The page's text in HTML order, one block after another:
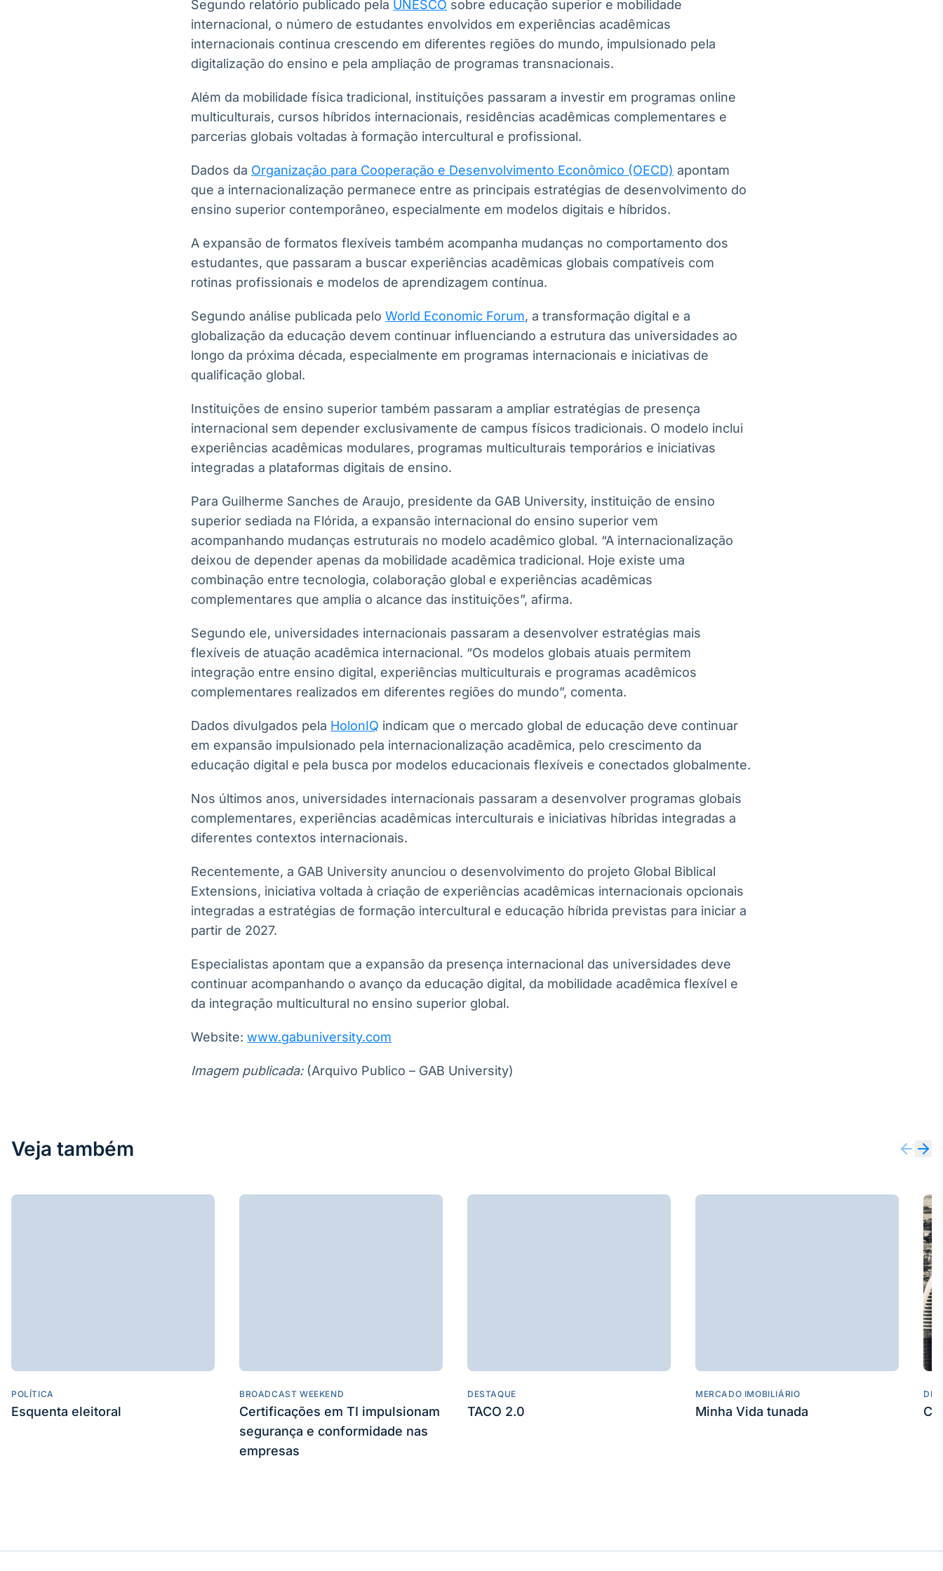
Segundo relatório publicado pela UNESCO sobre educação superior e mobilidade
internacional, o número de estudantes envolvidos em experiências acadêmicas
internacionais continua crescendo em diferentes regiões do mundo, impulsionado pela
digitalização do ensino e pela ampliação de programas transnacionais.
Além da mobilidade física tradicional, instituições passaram a investir em programas online
multiculturais, cursos híbridos internacionais, residências acadêmicas complementares e
parcerias globais voltadas à formação intercultural e profissional.
Dados da Organização para Cooperação e Desenvolvimento Econômico (OECD) apontam
que a internacionalização permanece entre as principais estratégias de desenvolvimento do
ensino superior contemporâneo, especialmente em modelos digitais e híbridos.
A expansão de formatos flexíveis também acompanha mudanças no comportamento dos
estudantes, que passaram a buscar experiências acadêmicas globais compatíveis com
rotinas profissionais e modelos de aprendizagem contínua.
Segundo análise publicada pelo World Economic Forum, a transformação digital e a
globalização da educação devem continuar influenciando a estrutura das universidades ao
longo da próxima década, especialmente em programas internacionais e iniciativas de
qualificação global.
Instituições de ensino superior também passaram a ampliar estratégias de presença
internacional sem depender exclusivamente de campus físicos tradicionais. O modelo inclui
experiências acadêmicas modulares, programas multiculturais temporários e iniciativas
integradas a plataformas digitais de ensino.
Para Guilherme Sanches de Araujo, presidente da GAB University, instituição de ensino
superior sediada na Flórida, a expansão internacional do ensino superior vem
acompanhando mudanças estruturais no modelo acadêmico global. “A internacionalização
deixou de depender apenas da mobilidade acadêmica tradicional. Hoje existe uma
combinação entre tecnologia, colaboração global e experiências acadêmicas
complementares que amplia o alcance das instituições”, afirma.
Segundo ele, universidades internacionais passaram a desenvolver estratégias mais
flexíveis de atuação acadêmica internacional. “Os modelos globais atuais permitem
integração entre ensino digital, experiências multiculturais e programas acadêmicos
complementares realizados em diferentes regiões do mundo”, comenta.
Dados divulgados pela HolonIQ indicam que o mercado global de educação deve continuar
em expansão impulsionado pela internacionalização acadêmica, pelo crescimento da
educação digital e pela busca por modelos educacionais flexíveis e conectados globalmente.
Nos últimos anos, universidades internacionais passaram a desenvolver programas globais
complementares, experiências acadêmicas interculturais e iniciativas híbridas integradas a
diferentes contextos internacionais.
Recentemente, a GAB University anunciou o desenvolvimento do projeto Global Biblical
Extensions, iniciativa voltada à criação de experiências acadêmicas internacionais opcionais
integradas a estratégias de formação intercultural e educação híbrida previstas para iniciar a
partir de 2027.
Especialistas apontam que a expansão da presença internacional das universidades deve
continuar acompanhando o avanço da educação digital, da mobilidade acadêmica flexível e
da integração multicultural no ensino superior global.
Website: www.gabuniversity.com
Imagem publicada:(Arquivo Publico – GAB University)
Veja também
POLÍTICA
Esquenta eleitoral
BROADCAST WEEKEND
Certificações em TI impulsionam
segurança e conformidade nas
empresas
DESTAQUE
TACO 2.0
MERCADO IMOBILIÁRIO
Minha Vida tunada